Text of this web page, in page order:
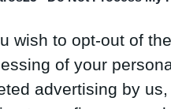
wish to opt-out of
of your
advertising by
abuse de